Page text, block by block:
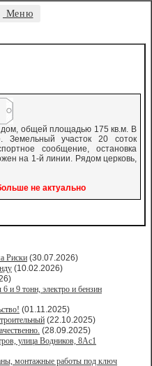
Меню
дом, общей площадью 175 кв.м. В
Земельный участок 20 соток
сообщение, остановка
на 1-й линии. Рядом церковь,
не актуально
Риски (30.07.2026)
(10.02.2026)
и 9 тонн, электро и бензин
(01.11.2025)
(22.10.2025)
(28.09.2025)
улица Водников, 8Ас1
монтажные работы под ключ